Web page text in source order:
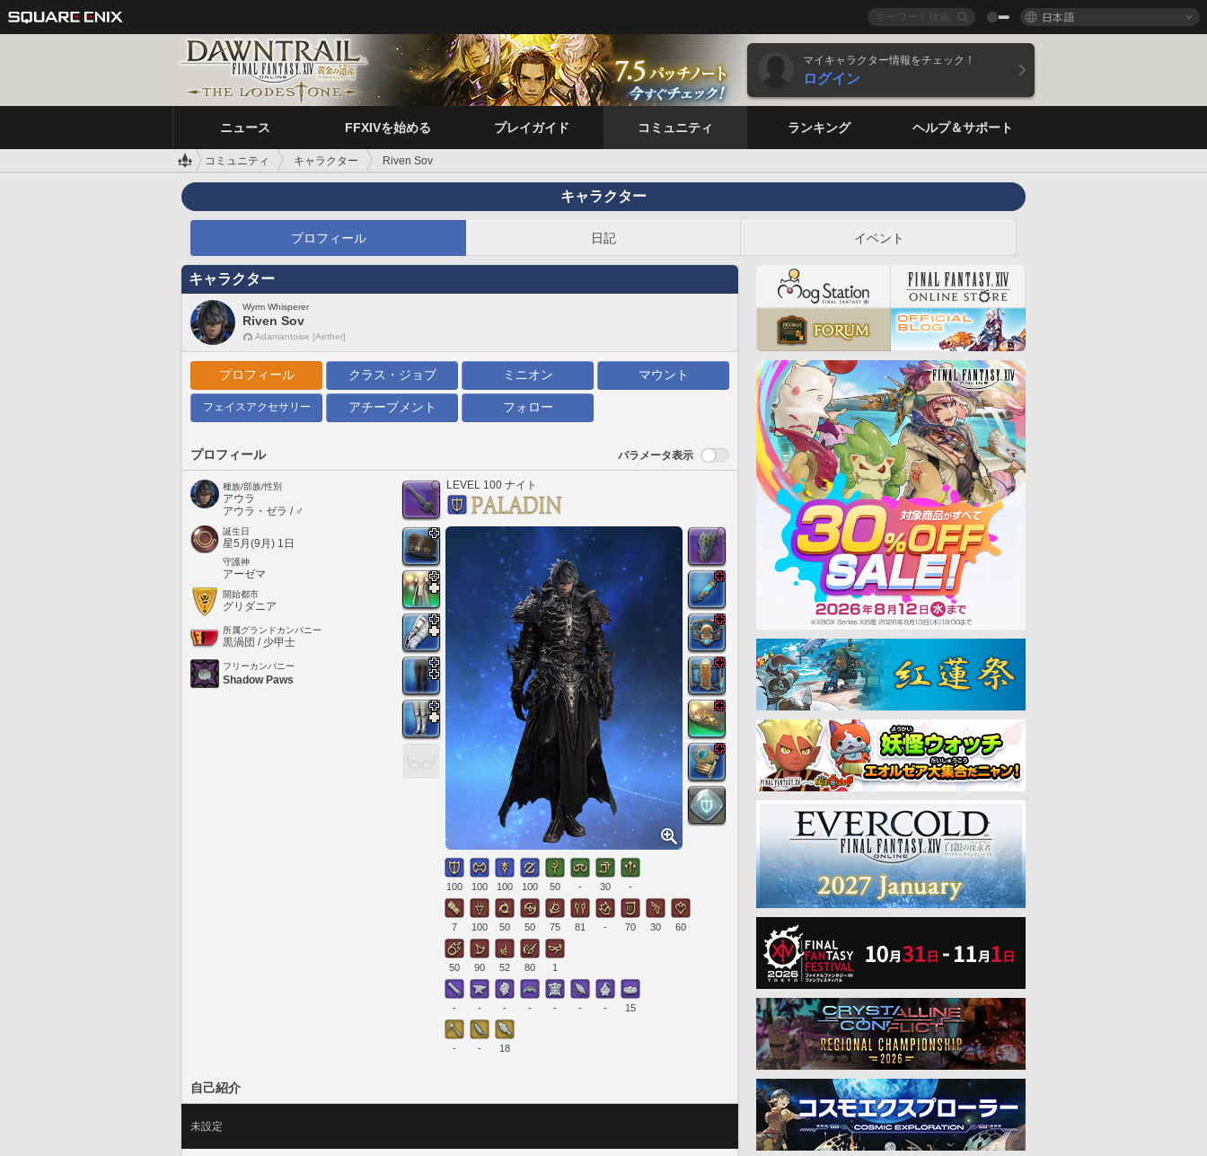
日本語
マイキャラクター情報をチェック！
ログイン
ニュース FFXIVを始める プレイガイド コミュニティ ランキング ヘルプ＆サポート
コミュニティ キャラクター Riven Sov
キャラクター
プロフィール 日記 イベント
キャラクター
Wyrm Whisperer
Riven Sov
Adamantoise [Aether]
プロフィール クラス・ジョブ ミニオン マウント
フェイスアクセサリー アチーブメント フォロー
プロフィール パラメータ表示
種族/部族/性別
アウラ
アウラ・ゼラ / ♂
誕生日
星5月(9月) 1日
守護神
アーゼマ
開始都市
グリダニア
所属グランドカンパニー
黒渦団 / 少甲士
フリーカンパニー
Shadow Paws
LEVEL 100 ナイト
100 100 100 100 50 - 30 -
7 100 50 50 75 81 - 70 30 60
50 90 52 80 1
- - - - - - - 15
- - 18
自己紹介
未設定